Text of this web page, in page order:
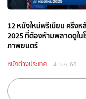
12 หนังใหม่พรีเมียม ครึ่งห
2025 ที่ต้องห้ามพลาดดูใน
ภาพยนตร์
หนังต่างประเทศ 4 ก.ค. 68